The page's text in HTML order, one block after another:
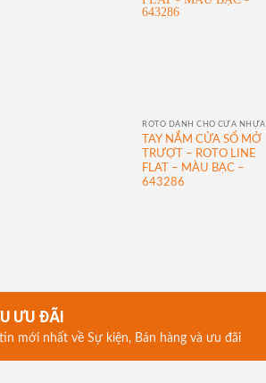
ROTO DÀNH CHO CỬA NHỰA
TAY NẮM CỬA SỔ MỞ
TRƯỢT – ROTO LINE
FLAT – MÀU BẠC –
643286
ƯU ĐÃI
mới nhất về Sự kiện, Bán hàng và ưu đãi